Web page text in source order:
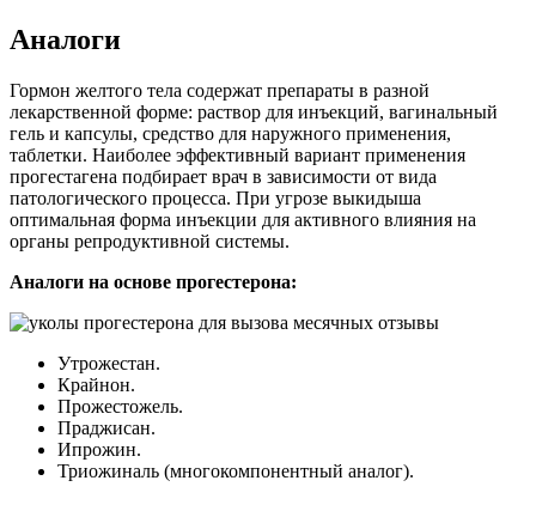
Аналоги
Гормон желтого тела содержат препараты в разной
лекарственной форме: раствор для инъекций, вагинальный
гель и капсулы, средство для наружного применения,
таблетки. Наиболее эффективный вариант применения
прогестагена подбирает врач в зависимости от вида
патологического процесса. При угрозе выкидыша
оптимальная форма инъекции для активного влияния на
органы репродуктивной системы.
Аналоги на основе прогестерона:
Утрожестан.
Крайнон.
Прожестожель.
Праджисан.
Ипрожин.
Триожиналь (многокомпонентный аналог).